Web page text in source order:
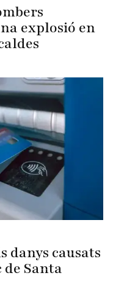
explosió en
danys causats
Santa